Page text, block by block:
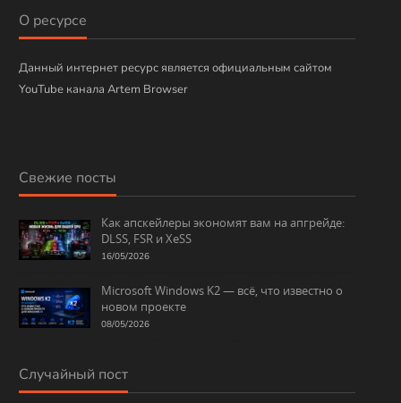
к
О ресурсе
Данный интернет ресурс является официальным сайтом
YouTube канала Artem Browser
Свежие посты
Как апскейлеры экономят вам на апгрейде:
DLSS, FSR и XeSS
16/05/2026
Microsoft Windows K2 — всё, что известно о
новом проекте
08/05/2026
Случайный пост